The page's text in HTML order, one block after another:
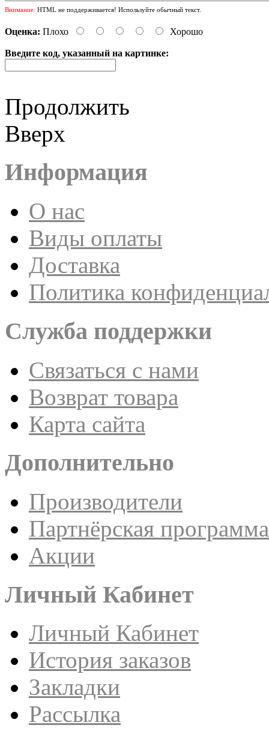
Внимание: HTML не поддерживается! Используйте обычный текст.
Оценка: Плохо Хорошо
Введите код, указанный на картинке:
Продолжить
Вверх
Информация
О нас
Виды оплаты
Доставка
Политика
Служба поддержки
Связаться с нами
Возврат товара
Карта сайта
Дополнительно
Производители
Партнёрская программа
Акции
Личный Кабинет
Личный Кабинет
История заказов
Закладки
Рассылка